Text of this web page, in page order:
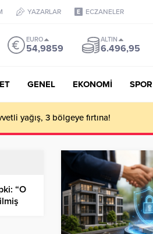
YAZARLAR ECZANELER
EURO
54,9859
ALTIN
6.496,95
GENEL EKONOMİ SPOR
yağış, 3 bölgeye fırtına!
“O